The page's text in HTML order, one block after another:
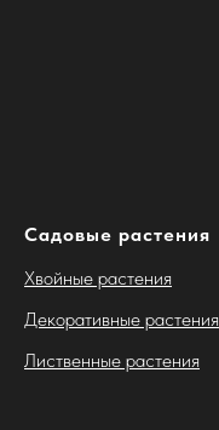
Садовые растения
Хвойные растения
Декоративные растения
Лиственные растения